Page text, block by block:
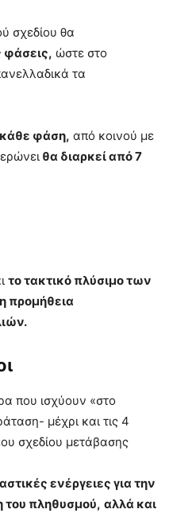
σχεδίου θα
φάσεις, ώστε στο
τα
φάση, από κοινού με
θα διαρκεί από 7
το τακτικό πλύσιμο των
προμήθεια
που ισχύουν «στο
μέχρι και τις 4
σχεδίου μετάβασης
ενέργειες για την
του πληθυσμού, αλλά και